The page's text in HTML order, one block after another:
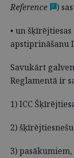
Reference
3 )
• un
apstiprināšanu
Savukārt
Reglamentā ir
1) ICC
2)
3)